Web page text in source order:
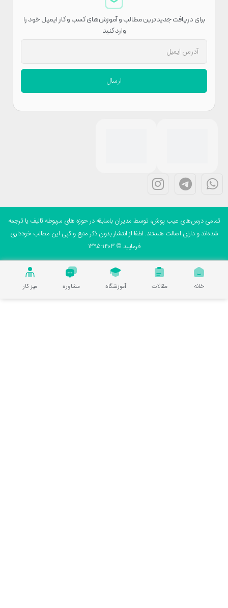
برای دریافت جدیدترین مطالب و آموزش‌های کسب و کار ایمیل خود را
وارد کنید
ارسال
درس‌های عیب پوش، توسط مدیران باسابقه در حوزه های مربوطه تالیف یا ترجمه
و دارای اصالت هستند. لطفا از انتشار بدون ذکر منبع و کپی این مطالب خودداری
فرمایید © 1403-1395
مقالات آموزشگاه مشاوره